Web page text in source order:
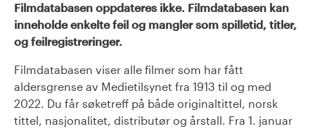
Filmdatabasen oppdateres ikke. Filmdatabasen kan
inneholde enkelte feil og mangler som spilletid, titler,
og feilregistreringer.
Filmdatabasen viser alle filmer som har fått
aldersgrense av Medietilsynet fra 1913 til og med
2022. Du får søketreff på både originaltittel, norsk
tittel, nasjonalitet, distributør og årstall. Fra 1. januar